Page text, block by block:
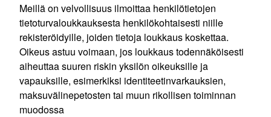
Meillä on velvollisuus ilmoittaa henkilötietojen
tietoturvaloukkauksesta henkilökohtaisesti niille
rekisteröidyille, joiden tietoja loukkaus koskettaa.
Oikeus astuu voimaan, jos loukkaus todennäköisesti
aiheuttaa suuren riskin yksilön oikeuksille ja
vapauksille, esimerkiksi identiteetinvarkauksien,
maksuvälinepetosten tai muun rikollisen toiminnan
muodossa